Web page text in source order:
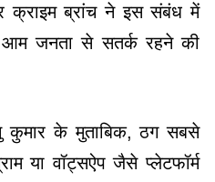
क्राइम ब्रांच ने इस संबंध में
आम जनता से सतर्क रहने की
कुमार के मुताबिक, ठग सबसे
या वॉट्सऐप जैसे प्लेटफॉर्म